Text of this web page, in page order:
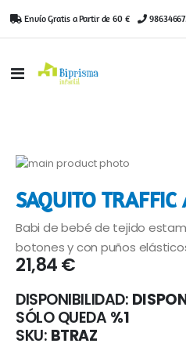
Envío Gratis a Partir de 60 € |
Toggle
Saltar
final
de
la
galería
de
imágenes
al
comienzo
de
la
galería
imágenes
SAQUITO TRAFFIC
Babi de bebé de tejido
botones y con puños
21,84 €
DISPONIBILIDAD:
SÓLO QUEDA %1
SKU BTRAZ